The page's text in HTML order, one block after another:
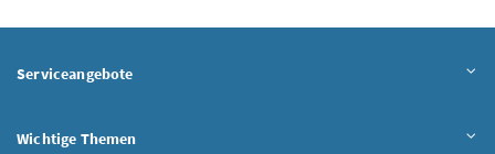
Serviceangebote
Wichtige Themen